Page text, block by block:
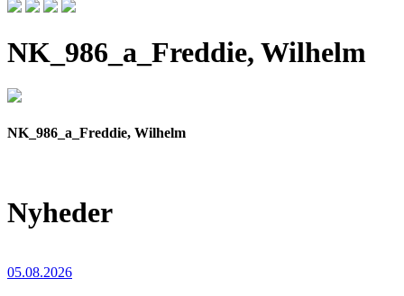
NK_986_a_Freddie, Wilhelm
NK_986_a_Freddie, Wilhelm
Nyheder
05.08.2026